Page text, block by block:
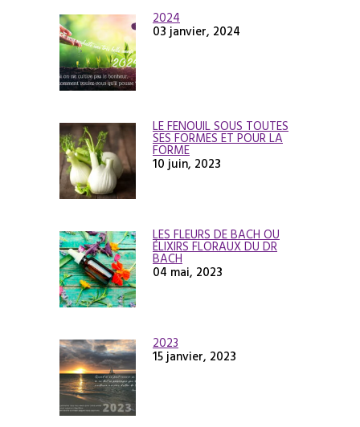
2024
03 janvier, 2024
LE FENOUIL SOUS TOUTES
SES FORMES ET POUR LA
FORME
10 juin, 2023
LES FLEURS DE BACH OU
ÉLIXIRS FLORAUX DU DR
BACH
04 mai, 2023
2023
15 janvier, 2023